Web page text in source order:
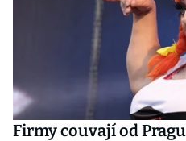
Firmy couvají od